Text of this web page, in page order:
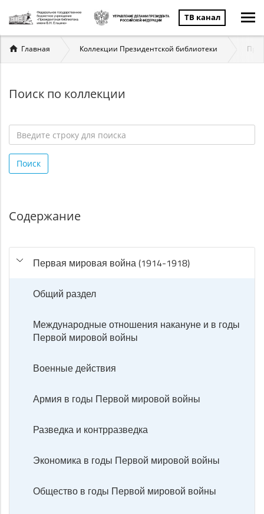
ТВ канал
Вы
здесь
Главная Коллекции Президентской библиотеки
Поиск по коллекции
строку
для
Поиск
Содержание
Первая мировая война (1914-1918)
Общий раздел
Международные отношения накануне и в годы
Первой мировой войны
Военные действия
Армия в годы Первой мировой войны
Разведка и контрразведка
Экономика в годы Первой мировой войны
Общество в годы Первой мировой войны